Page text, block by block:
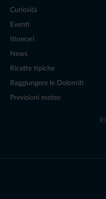
Curiosità
Eventi
Itinerari
News
Ricette tipiche
Raggiungere le Dolomiti
Previsioni meteo